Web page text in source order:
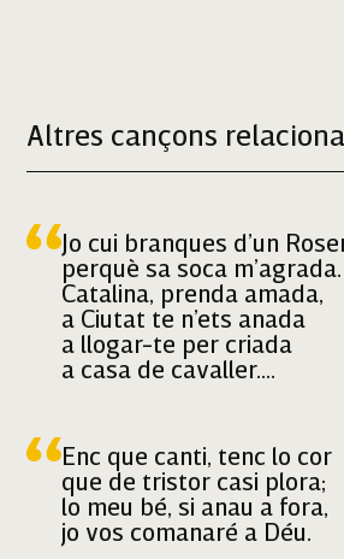
Altres cançons
Jo cui branques d’un
perquè sa soca m’agrada.
Catalina, prenda amada,
a Ciutat te n’ets anada
a llogar-te per criada
a casa de cavaller.
igual d’esser vòstron pare.
Enc que canti, tenc lo cor
que de tristor casi plora;
lo meu bé, si anau a fora,
jo vos comanaré a Déu.